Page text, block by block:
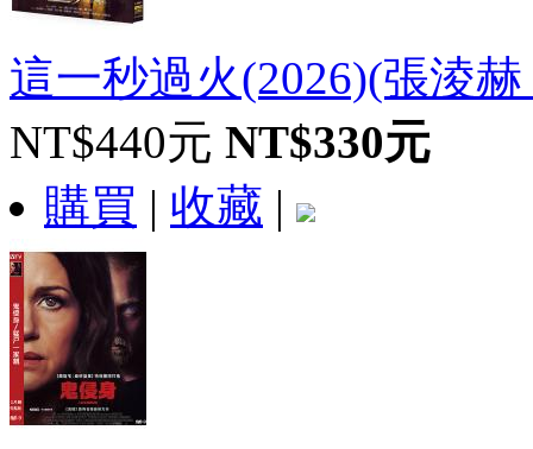
這一秒過火(2026)(張淩
NT$440元 NT$330元
購買 | 收藏 |